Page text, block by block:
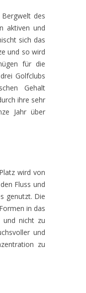
des
aktiven und
sich das
und so wird
für die
Golfclubs
Gehalt
ihre sehr
Jahr über
wird von
Fluss und
genutzt. Die
in das
und nicht zu
und
zu